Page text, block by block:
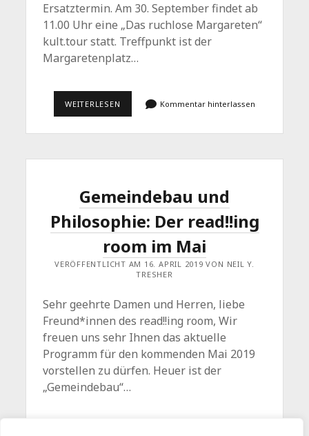
Ersatztermin. Am 30. September findet ab
11.00 Uhr eine „Das ruchlose Margareten“
kult.tour statt. Treffpunkt ist der
Margaretenplatz…
WEITERLESEN
IST
Kommentar hinterlassen
Gemeindebau und
Philosophie: Der read!!ing
room im Mai
VERÖFFENTLICHT AM 16. APRIL 2019 VON NEIL Y.
TRESHER
Sehr geehrte Damen und Herren, liebe
Freund*innen des read!!ing room, Wir
freuen uns sehr Ihnen das aktuelle
Programm für den kommenden Mai 2019
vorstellen zu dürfen. Heuer ist der
„Gemeindebau“…